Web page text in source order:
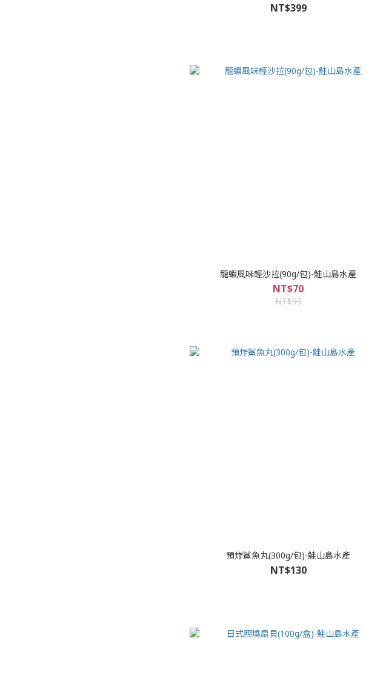
NT$399
龍蝦風味輕沙拉(90g/包)-鮭山島水產
NT$70
NT$99
預炸鯊魚丸(300g/包)-鮭山島水產
NT$130